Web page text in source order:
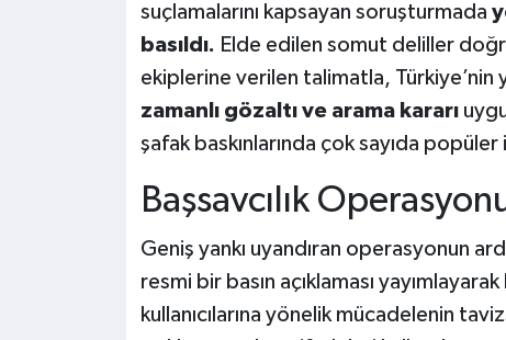
suçlamalarını kapsayan soruşturmada
basıldı. Elde edilen somut deliller
ekiplerine verilen talimatla, Türkiye’nin
zamanlı gözaltı ve arama kararı
şafak baskınlarında çok sayıda
Başsavcılık
Geniş yankı uyandıran operasyonun
resmi bir basın açıklaması
kullanıcılarına yönelik mücadelenin